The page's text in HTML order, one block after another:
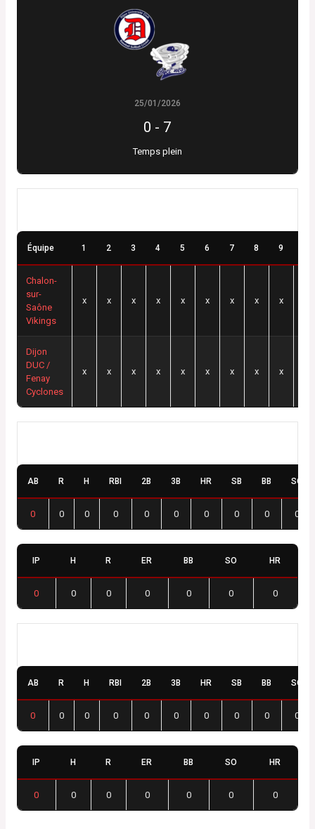
25/01/2026
0 - 7
Temps plein
Équipe 1 2 3 4 5 6 7 8 9
Chalon-
sur-
Saône
Vikings
x x x x x x x x x
Dijon
DUC /
Fenay
Cyclones
x x x x x x x x x
AB R H RBI 2B 3B HR SB BB SO
0 0 0 0 0 0 0 0 0 0
IP H R ER BB SO HR
0 0 0 0 0 0 0
AB R H RBI 2B 3B HR SB BB SO
0 0 0 0 0 0 0 0 0 0
IP H R ER BB SO HR
0 0 0 0 0 0 0